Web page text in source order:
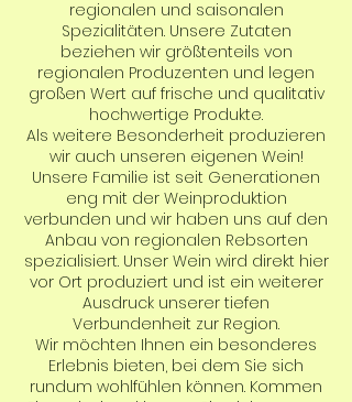
regionalen und saisonalen
Spezialitäten. Unsere Zutaten
beziehen wir größtenteils von
regionalen Produzenten und legen
großen Wert auf frische und qualitativ
hochwertige Produkte.
Als weitere Besonderheit produzieren
wir auch unseren eigenen Wein!
Unsere Familie ist seit Generationen
eng mit der Weinproduktion
verbunden und wir haben uns auf den
Anbau von regionalen Rebsorten
spezialisiert. Unser Wein wird direkt hier
vor Ort produziert und ist ein weiterer
Ausdruck unserer tiefen
Verbundenheit zur Region.
Wir möchten Ihnen ein besonderes
Erlebnis bieten, bei dem Sie sich
rundum wohlfühlen können. Kommen